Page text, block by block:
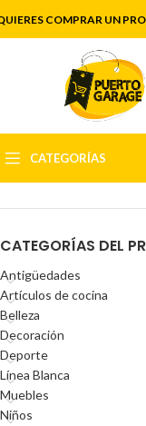
COMPRAR UN
CATEGORÍAS
FILTRAR POR PRECIO
Precio:$562.500—
CATEGORÍAS DEL
Antigüedades
Artículos de cocina
Belleza
Decoración
Deporte
Línea Blanca
Muebles
Niños